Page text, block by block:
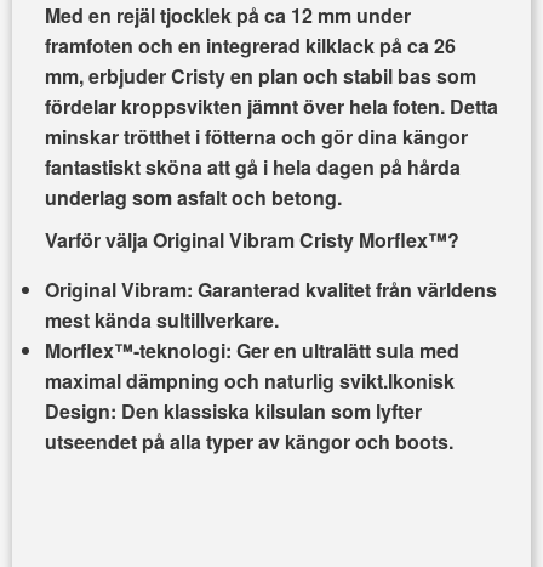
Med en rejäl tjocklek på ca 12 mm under
framfoten och en integrerad kilklack på ca 26
mm, erbjuder Cristy en plan och stabil bas som
fördelar kroppsvikten jämnt över hela foten. Detta
minskar trötthet i fötterna och gör dina kängor
fantastiskt sköna att gå i hela dagen på hårda
underlag som asfalt och betong.
Varför välja Original Vibram Cristy Morflex™?
Original Vibram: Garanterad kvalitet från världens
mest kända sultillverkare.
Morflex™-teknologi: Ger en ultralätt sula med
maximal dämpning och naturlig svikt.Ikonisk
Design: Den klassiska kilsulan som lyfter
utseendet på alla typer av kängor och boots.